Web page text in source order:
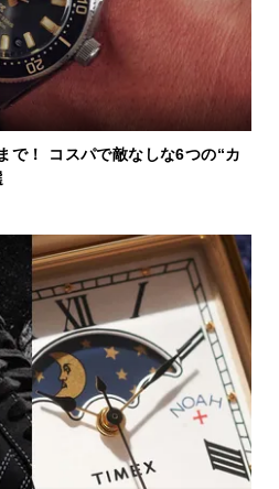
で！ コスパで敵なしな6つの“カ